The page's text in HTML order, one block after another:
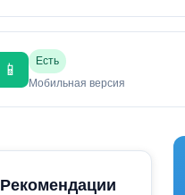
📱
Есть
Мобильная версия
Рекомендации